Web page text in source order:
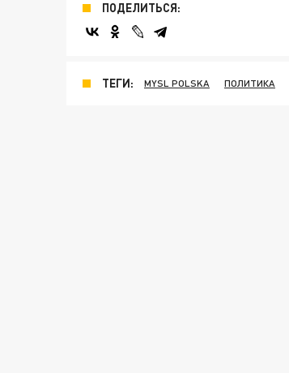
ПОДЕЛИТЬСЯ:
ТЕГИ: MYSL POLSKA ПОЛИТИКА